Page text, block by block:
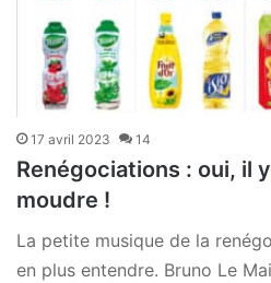
17 avril 2023 14
Renégociations : oui, il
moudre !
La petite musique de la
en plus entendre. Bruno Le